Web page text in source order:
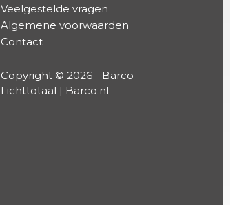
Veelgestelde vragen
Algemene voorwaarden
Contact
Copyright © 2026 - Barco
Lichttotaal | Barco.nl